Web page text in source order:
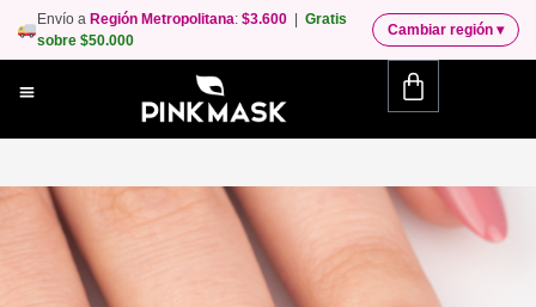
Envío a Región Metropolitana:$3.600 |Gratis
sobre $50.000
Cambiar región ▾